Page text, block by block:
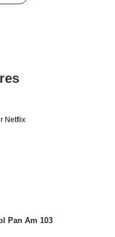
Netflix
Pan Am 103